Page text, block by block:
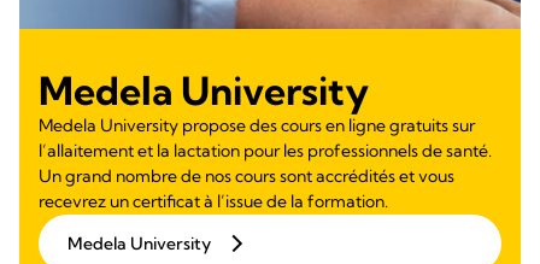
Medela University
Medela University propose des cours en ligne gratuits sur
l’allaitement et la lactation pour les professionnels de santé.
Un grand nombre de nos cours sont accrédités et vous
recevrez un certificat à l’issue de la formation.
Medela University